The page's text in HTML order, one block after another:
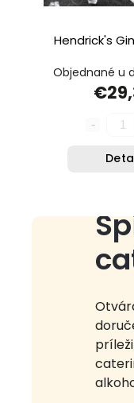
Hendrick's
Objednané u